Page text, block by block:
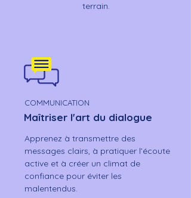
terrain.
COMMUNICATION
Maîtriser l'art du dialogue
Apprenez à transmettre des
messages clairs, à pratiquer l’écoute
active et à créer un climat de
confiance pour éviter les
malentendus.